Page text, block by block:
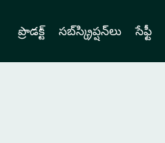
ప్రొడక్ట్ సబ్‌స్క్రిప్షన్‌లు సేఫ్టీ